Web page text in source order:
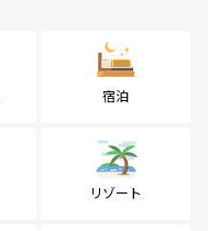
宿泊
リゾート